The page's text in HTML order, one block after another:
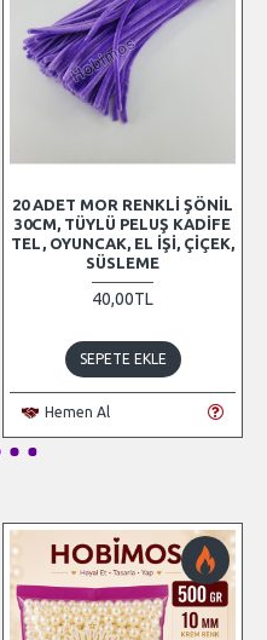
20 ADET MOR RENKLI ŞÖNIL
30CM, TÜYLÜ PELUŞ KADIFE
TEL, OYUNCAK, EL İŞI, ÇIÇEK,
SÜSLEME
40,00TL
SEPETE EKLE
Hemen Al